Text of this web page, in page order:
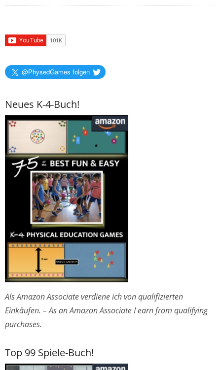
@PhysedGames folgen
Neues K-4-Buch!
Als Amazon Associate verdiene ich von qualifizierten
Einkäufen. – As an Amazon Associate I earn from qualifying
purchases.
Top 99 Spiele-Buch!